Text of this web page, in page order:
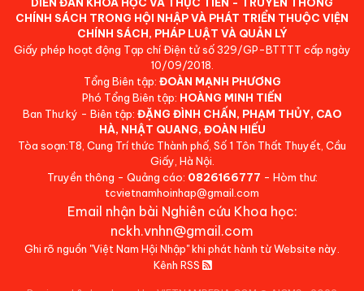
CHÍNH SÁCH TRONG HỘI NHẬP VÀ PHÁT TRIỂN THUỘC VIỆN
CHÍNH SÁCH, PHÁP LUẬT VÀ QUẢN LÝ
Giấy phép hoạt động Tạp chí Điện tử số 329/GP-BTTTT cấp ngày
10/09/2018.
Tổng Biên tập: ĐOÀN MẠNH PHƯƠNG
Phó Tổng Biên tập: HOÀNG MINH TIẾN
Ban Thư ký - Biên tập: ĐẶNG ĐÌNH CHẤN, PHẠM THỦY, CAO
HÀ, NHẬT QUANG, ĐOÀN HIẾU
Tòa soạn:T8, Cung Trí thức Thành phố, Số 1 Tôn Thất Thuyết, Cầu
Giấy, Hà Nội.
Truyền thông - Quảng cáo: 0826166777 - Hòm thư:
tcvietnamhoinhap@gmail.com
Email nhận bài Nghiên cứu Khoa học:
nckh.vnhn@gmail.com
Ghi rõ nguồn "Việt Nam Hội Nhập" khi phát hành từ Website này.
Kênh RSS